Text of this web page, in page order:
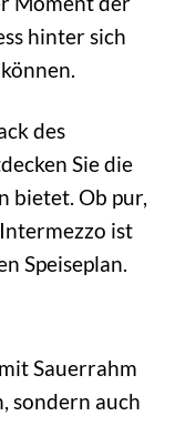
hinter sich
des
Sie die
bietet. Ob pur,
ist
Speiseplan.
Sauerrahm
sondern auch